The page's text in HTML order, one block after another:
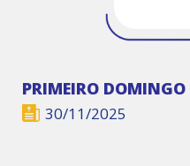
PRIMEIRO
30/11/2025